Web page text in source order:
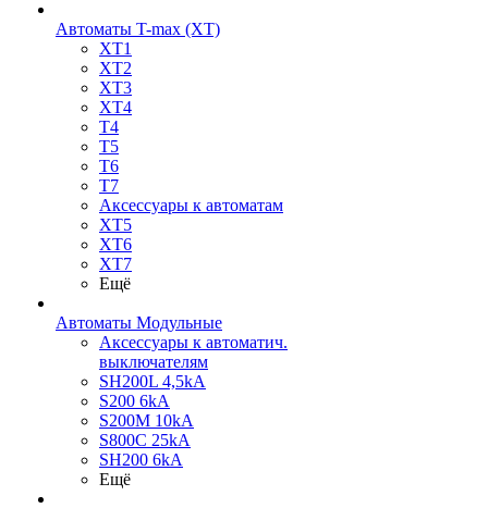
Автоматы T-max (XT)
XT1
XT2
XT3
XT4
T4
T5
T6
T7
Аксессуары к автоматам
XT5
XT6
XT7
Ещё
Автоматы Модульные
Аксессуары к автоматич.
выключателям
SH200L 4,5kA
S200 6kA
S200M 10kA
S800C 25kA
SH200 6kA
Ещё